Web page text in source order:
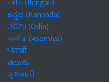
বাঙালি (Bengali)
ಕನ್ನಡ (Kannada)
ଓଡିଆ (Odia)
অসমীয়া (Asomiya)
ਪੰਜਾਬੀ
తెలుగు
ગુજરાતી